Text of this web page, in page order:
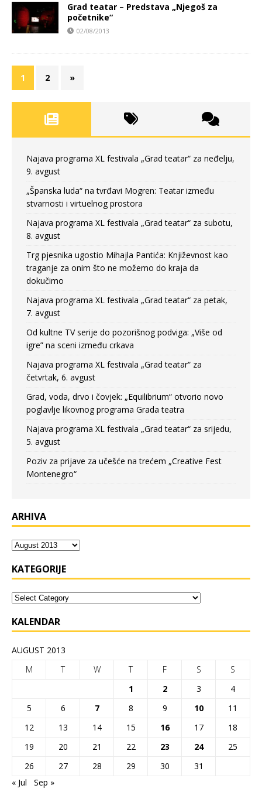
Grad teatar – Predstava „Njegoš za
početnike“
02/08/2013
1 2 »
Najava programa XL festivala „Grad teatar“ za neđelju,
9. avgust
„Španska luda“ na tvrđavi Mogren: Teatar između
stvarnosti i virtuelnog prostora
Najava programa XL festivala „Grad teatar“ za subotu,
8. avgust
Trg pjesnika ugostio Mihajla Pantića: Književnost kao
traganje za onim što ne možemo do kraja da
dokučimo
Najava programa XL festivala „Grad teatar“ za petak,
7. avgust
Od kultne TV serije do pozorišnog podviga: „Više od
igre” na sceni između crkava
Najava programa XL festivala „Grad teatar“ za
četvrtak, 6. avgust
Grad, voda, drvo i čovjek: „Equilibrium“ otvorio novo
poglavlje likovnog programa Grada teatra
Najava programa XL festivala „Grad teatar“ za srijedu,
5. avgust
Poziv za prijave za učešće na trećem „Creative Fest
Montenegro“
ARHIVA
KATEGORIJE
KALENDAR
AUGUST 2013
M
T W T F S
S
1
2 3
4
5
6 7 8 9 10
11
12
13 14 15 16 17
18
19
20 21 22 23 24
25
26
27 28 29 30
31
« Jul
Sep »